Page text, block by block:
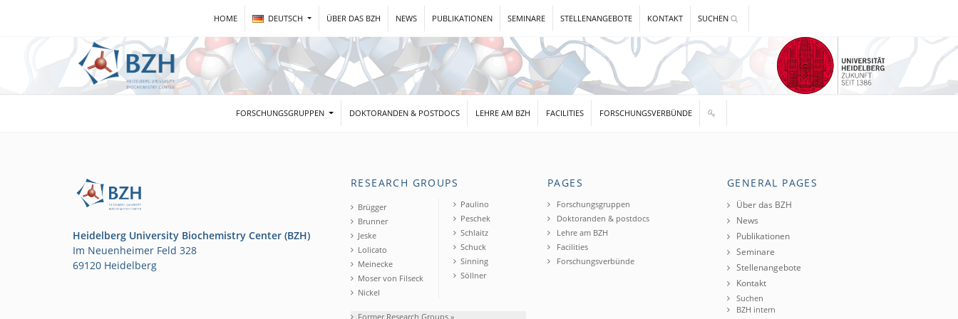
HOME DEUTSCH ÜBER DAS BZH NEWS PUBLIKATIONEN SEMINARE STELLENANGEBOTE KONTAKT SUCHEN
FORSCHUNGSGRUPPEN DOKTORANDEN & POSTDOCS LEHRE AM BZH FACILITIES FORSCHUNGSVERBÜNDE
Heidelberg University Biochemistry Center (BZH)
Im Neuenheimer Feld 328
69120 Heidelberg
RESEARCH GROUPS
Brügger
Brunner
Jeske
Lolicato
Meinecke
Moser von Filseck
Nickel
Paulino
Peschek
Schlaitz
Schuck
Sinning
Söllner
Former Research Groups »
PAGES
Forschungsgruppen
Doktoranden & postdocs
Lehre am BZH
Facilities
Forschungsverbünde
GENERAL PAGES
Über das BZH
News
Publikationen
Seminare
Stellenangebote
Kontakt
Suchen
BZH intern